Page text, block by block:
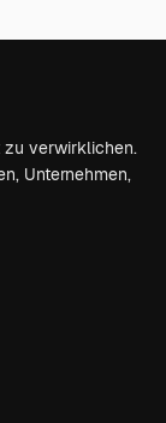
zu verwirklichen.
Unternehmen,